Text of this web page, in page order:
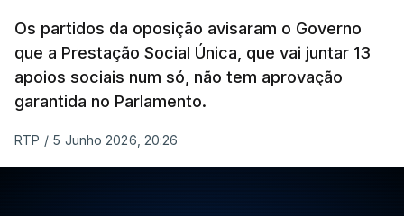
Os partidos da oposição avisaram o Governo
que a Prestação Social Única, que vai juntar 13
apoios sociais num só, não tem aprovação
garantida no Parlamento.
RTP / 5 Junho 2026, 20:26